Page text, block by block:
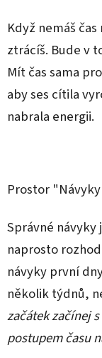
Když nemáš
ztrácíš. Bude v
Mít čas sama
aby ses cítila
nabrala energii.
Prostor
Správné návyky
naprosto
návyky první
několik týdnů,
začátek začínej
postupem času